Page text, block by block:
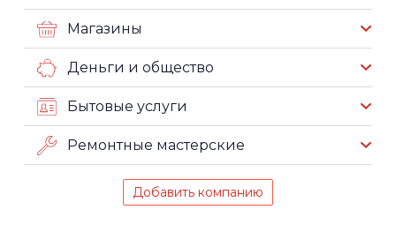
Магазины
Деньги и общество
Бытовые услуги
Ремонтные мастерские
Добавить компанию